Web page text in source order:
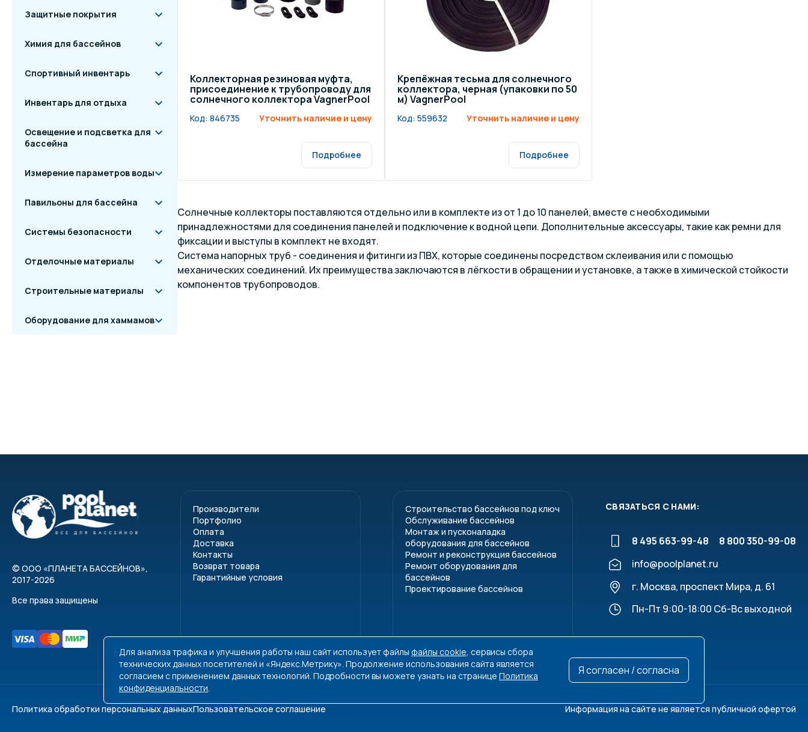
Защитные покрытия
Химия для бассейнов
Спортивный инвентарь
Инвентарь для отдыха
Освещение и подсветка для
бассейна
Измерение параметров воды
Павильоны для бассейна
Системы безопасности
Отделочные материалы
Строительные материалы
Оборудование для хаммамов
Коллекторная резиновая муфта,
присоединение к трубопроводу для
солнечного коллектора VagnerPool
Код: 846735 Уточнить наличие и цену
Подробнее
Крепёжная тесьма для солнечного
коллектора, черная (упаковки по 50
м) VagnerPool
Код: 559632 Уточнить наличие и цену
Подробнее
Солнечные коллекторы поставляются отдельно или в комплекте из от 1 до 10 панелей, вместе с необходимыми
принадлежностями для соединения панелей и подключение к водной цепи. Дополнительные аксессуары, такие как ремни для
фиксации и выступы в комплект не входят.
Система напорных труб - соединения и фитинги из ПВХ, которые соединены посредством склеивания или с помощью
механических соединений. Их преимущества заключаются в лёгкости в обращении и установке, а также в химической стойкости
компонентов трубопроводов.
© ООО «ПЛАНЕТА БАССЕЙНОВ»,
2017-2026
Все права защищены
Производители
Портфолио
Оплата
Доставка
Контакты
Возврат товара
Гарантийные условия
Строительство бассейнов под ключ
Обслуживание бассейнов
Монтаж и пусконаладка
оборудования для бассейнов
Ремонт и реконструкция бассейнов
Ремонт оборудования для
бассейнов
Проектирование бассейнов
СВЯЗАТЬСЯ С НАМИ:
8 495 663-99-48
8 800 350-99-08
info@poolplanet.ru
г. Москва, проспект Мира, д. 61
Пн-Пт 9:00-18:00 Сб-Вс выходной
Политика обработки персональных данныхПользовательское соглашение Информация на сайте не является публичной офертой
Для анализа трафика и улучшения работы наш сайт использует файлы файлы cookie, сервисы сбора
технических данных посетителей и «Яндекс.Метрику». Продолжение использования сайта является
согласием с применением данных технологий. Подробности вы можете узнать на странице Политика
конфиденциальности.
Я согласен / согласна